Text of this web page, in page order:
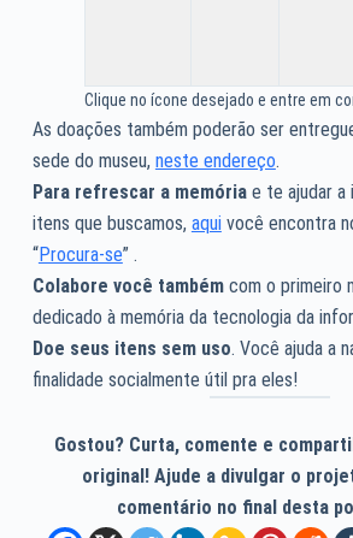
Clique no ícone desejado e entre em
As doações também poderão ser
sede do museu, neste endereço.
Para refrescar a memóriae te ajudar a
itens que buscamos, aquivocê encontra
“Procura-se” .
Colabore você tambémcom o primeiro
dedicado à memória da tecnologia da
Doe seus itens sem uso. Você ajuda a
finalidade socialmente útil pra eles!
Gostou? Curta, comente e
original! Ajude a divulgar o
comentário no final desta